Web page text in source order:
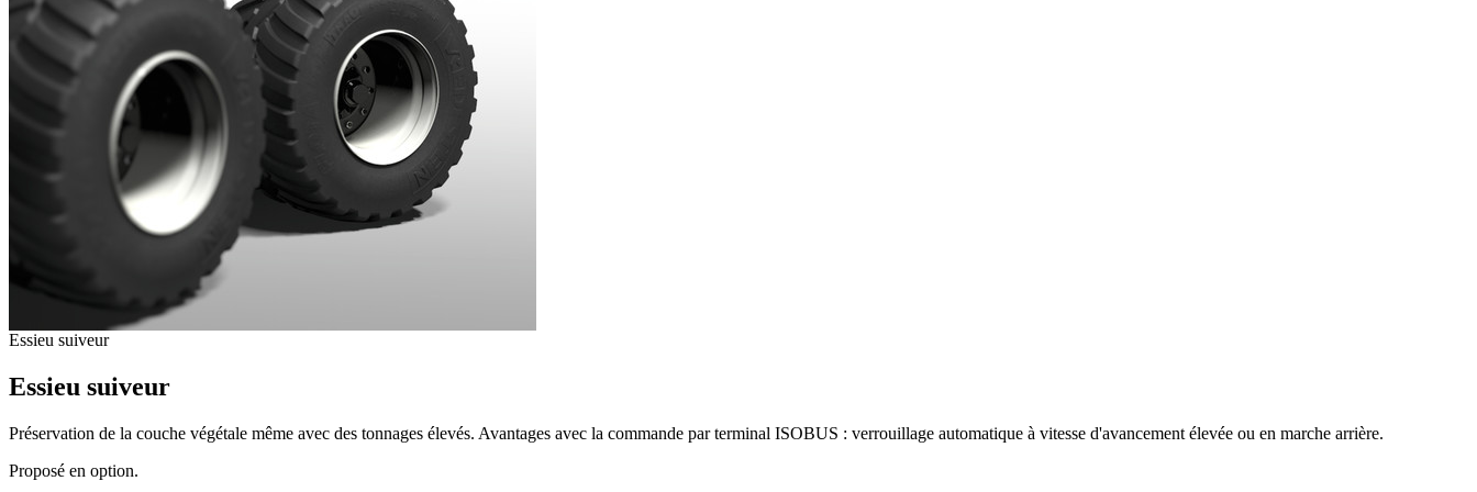
Essieu suiveur
Essieu suiveur
Préservation de la couche végétale même avec des tonnages élevés. Avantages avec la commande par terminal ISOBUS : verrouillage automatique à vitesse d'avancement élevée ou en marche arrière.
Proposé en option.